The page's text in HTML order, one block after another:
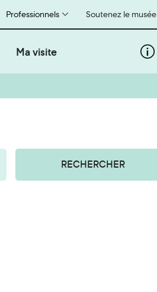
Soutenez le musée
Professionnels
Ma visite
RECHERCHER